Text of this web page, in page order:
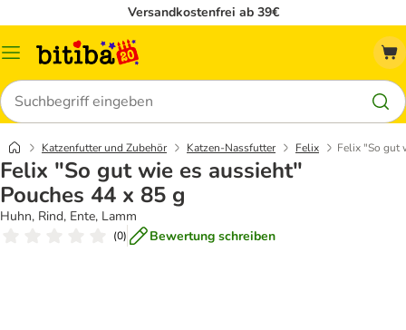
Versandkostenfrei ab 39€
Menü
Suchen
Katzenfutter und Zubehör Katzen-Nassfutter Felix Felix "So gut
Felix "So gut wie es aussieht"
Pouches 44 x 85 g
Huhn, Rind, Ente, Lamm
(0) Bewertung schreiben